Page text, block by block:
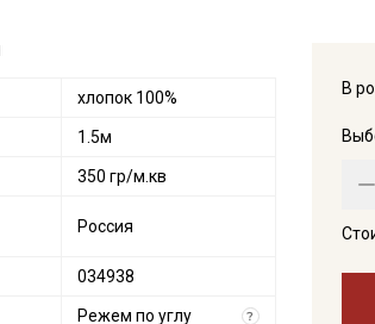
В
хлопок 100%
1.5м
350 гр/м.кв
Россия
034938
Режем по углу ?